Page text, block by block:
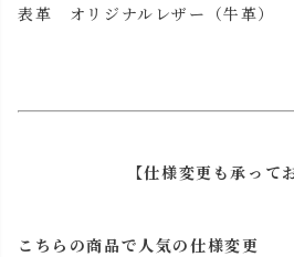
表革 オリジナルレザー（牛革）
【仕様変更も承って
こちらの商品で人気の仕様変更